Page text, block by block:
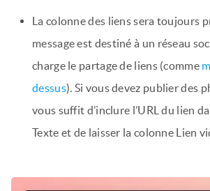
La colonne des liens sera toujours
message est destiné à un réseau
charge le partage de liens (comme
dessus). Si vous devez publier des
vous suffit d’inclure l’URL du lien
Texte et de laisser la colonne Lien